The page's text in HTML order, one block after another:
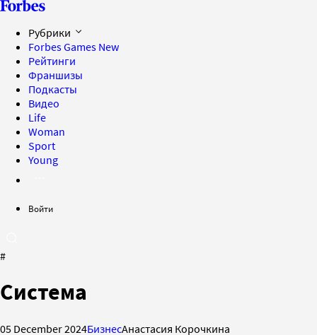
Рубрики
Forbes Games New
Рейтинги
Франшизы
Подкасты
Видео
Life
Woman
Sport
Young
Войти
#
Система
05 December 2024БизнесАнастасия Корочкина